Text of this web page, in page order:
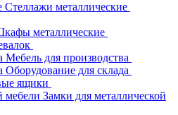
Стеллажи металлические
металлические
Мебель для производства
Оборудование для склада
ящики
Замки для металлической